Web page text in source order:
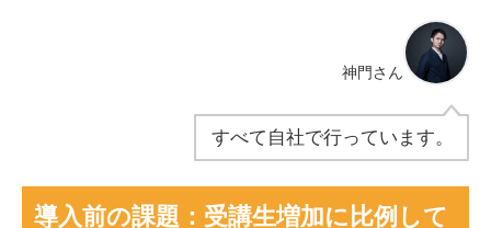
神門さん
すべて自社で行っています。
導入前の課題：受講生増加に比例して